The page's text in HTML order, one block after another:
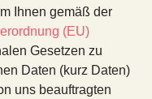
Ihnen gemäß der
(EU)
Gesetzen zu
Daten (kurz Daten)
uns beauftragten